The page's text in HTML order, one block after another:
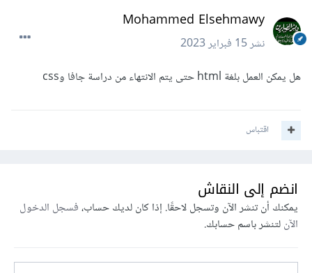
Mohammed Elsehmawy
نشر15 فبراير 2023
هل يمكن العمل بلغة html حتى يتم الانتهاء من دراسة جافا وcss
اقتباس
انضم إلى النقاش
يمكنك أن تنشر الآن وتسجل لاحقًا. إذا كان لديك حساب،فسجل الدخول
الآنلتنشر باسم حسابك.